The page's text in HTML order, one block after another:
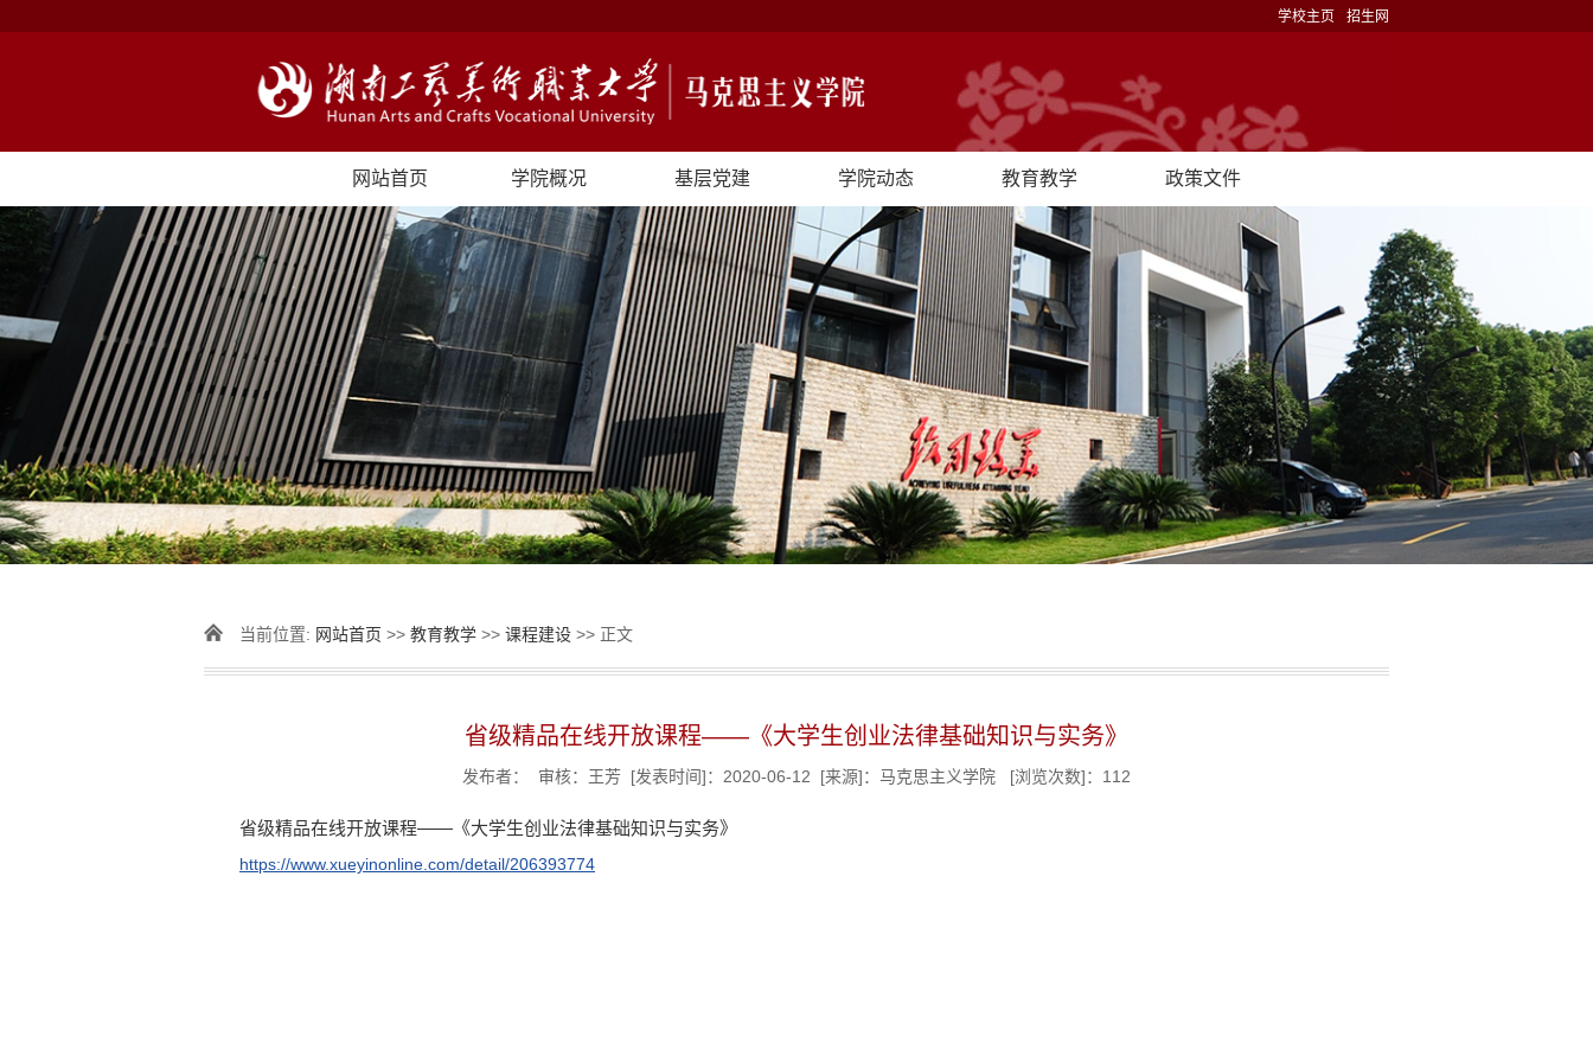
学校主页 招生网
网站首页 学院概况 基层党建 学院动态 教育教学 政策文件
当前位置: 网站首页 >> 教育教学 >> 课程建设 >> 正文
省级精品在线开放课程——《大学生创业法律基础知识与实务》
发布者： 审核：王芳 [发表时间]：2020-06-12 [来源]：马克思主义学院 [浏览次数]： 112
省级精品在线开放课程——《大学生创业法律基础知识与实务》
https://www.xueyinonline.com/detail/206393774